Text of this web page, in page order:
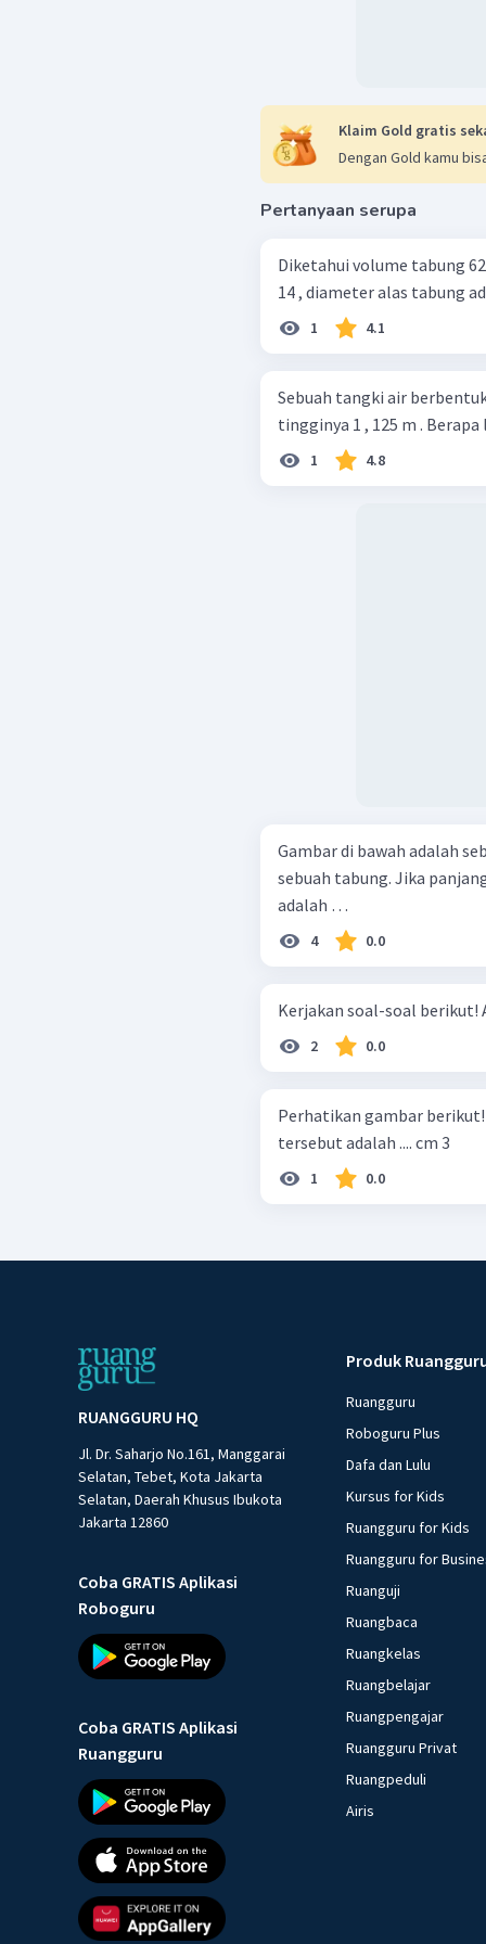
Klaim Gold gratis
Dengan Gold kamu
Pertanyaan serupa
Diketahui volume tabung
14 , diameter alas tabung
1 4.1
Sebuah tangki air
tingginya 1 , 125 m .
1 4.8
Gambar di bawah adalah
sebuah tabung. Jika
adalah …
4 0.0
2 0.0
Perhatikan gambar berikut! ( π = 7 22 ​ )
tersebut adalah .... cm 3
1 0.0
RUANGGURU HQ
Jl. Dr. Saharjo No.161, Manggarai
Selatan, Tebet, Kota Jakarta
Selatan, Daerah Khusus Ibukota
Jakarta 12860
Coba GRATIS Aplikasi
Roboguru
Coba GRATIS Aplikasi
Ruangguru
Produk
Ruangguru
Roboguru Plus
Dafa dan Lulu
Kursus for Kids
Ruangguru for Kids
Ruangguru for
Ruanguji
Ruangbaca
Ruangkelas
Ruangbelajar
Ruangpengajar
Ruangguru Privat
Ruangpeduli
Airis